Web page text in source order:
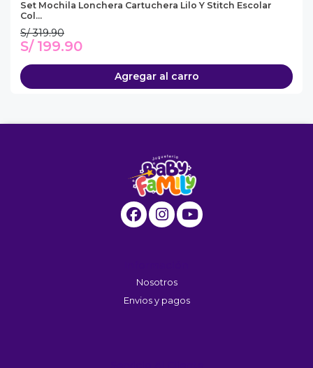
Set Mochila Lonchera Cartuchera Lilo Y Stitch Escolar
Col...
S/ 319.90
S/ 199.90
Agregar al carro
Nosotros
Envios y pagos